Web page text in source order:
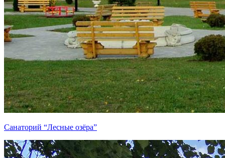
Санаторий “Лесные озёра”